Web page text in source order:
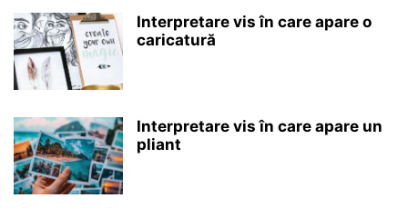
Interpretare vis în care apare o
caricatură
Interpretare vis în care apare un
pliant